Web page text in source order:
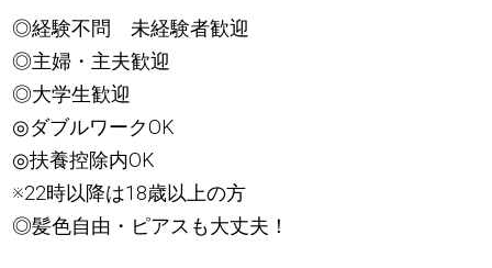
◎経験不問 未経験者歓迎
◎主婦・主夫歓迎
◎大学生歓迎
◎ダブルワークOK
◎扶養控除内OK
※22時以降は18歳以上の方
◎髪色自由・ピアスも大丈夫！